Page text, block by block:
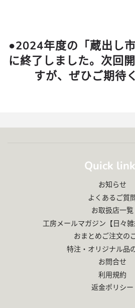
●2024年度の「蔵出し
に終了しました。次回
すが、ぜひご期待
Quick
お知らせ
よくあるご質
お取扱店一覧
工房メールマガジン【日々
おまとめご注文の
特注・オリジナル品
お問合せ
利用規約
返金ポリシー